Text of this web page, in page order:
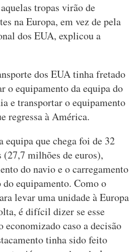
tropas virão de
na Europa, em vez de pela
dos EUA, explicou a
dos EUA tinha fretado
o equipamento da equipa do
e transportar o equipamento
regressa à América.
equipa que chega foi de 32
milhões de euros),
do navio e o carregamento
do equipamento. Como o
levar uma unidade à Europa
é difícil dizer se esse
economizado caso a decisão
tinha sido feito